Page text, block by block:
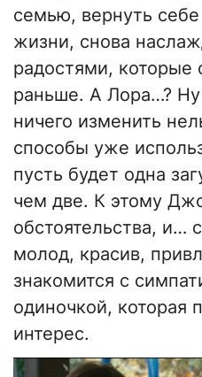
семью, вернуть
жизни, снова
радостями, которые
раньше. А Лора…?
ничего изменить
способы уже
пусть будет одна
чем две. К этому
обстоятельства, и…
молод, красив,
знакомится с
одиночкой, которая
интерес.